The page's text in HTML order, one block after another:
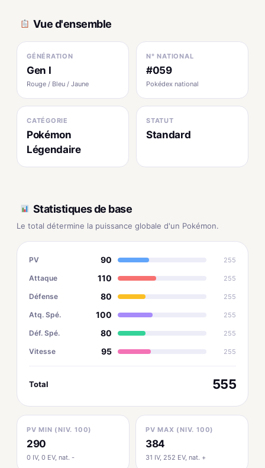
Vue d'ensemble
GÉNÉRATION
Gen I
Rouge / Bleu / Jaune
N° NATIONAL
#059
Pokédex national
CATÉGORIE
Pokémon
Légendaire
STATUT
Standard
Statistiques de base
Le total détermine la puissance globale d'un Pokémon.
PV 90 255
Attaque 110 255
Défense 80 255
Atq. Spé. 100 255
Déf. Spé. 80 255
Vitesse 95 255
Total 555
PV MIN (NIV. 100)
290
0 IV, 0 EV, nat. -
PV MAX (NIV. 100)
384
31 IV, 252 EV, nat. +